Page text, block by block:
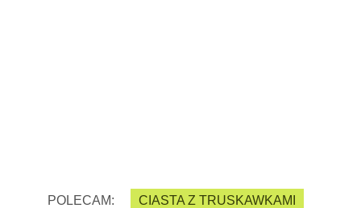
POLECAM: CIASTA Z TRUSKAWKAMI